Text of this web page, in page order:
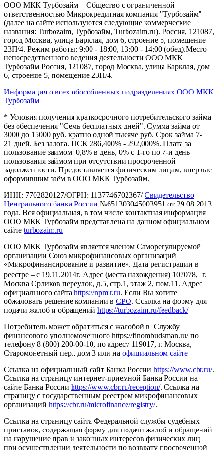
ООО МКК Турбозайм – Общество с ограниченной
ответственностью Микрокредитная компания "Турбозайм"
(далее на сайте используются следующие коммерческие
названия: Turbozaim, Турбозайм, Turbozaim.ru). Россия, 121087,
город Москва, улица Барклая, дом 6, строение 5, помещение
23П/4. Режим работы: 9:00 - 18:00, 13:00 - 14:00 (обед).Место
непосредственного ведения деятельности ООО МКК
Турбозайм Россия, 121087, город Москва, улица Барклая, дом
6, строение 5, помещение 23П/4.
Информация о всех обособленных подразделениях ООО МКК
Турбозайм
* Условия получения краткосрочного потребительского займа
без обеспечения "Семь бесплатных дней". Сумма займа от
3000 до 15000 руб. кратно одной тысяче руб. Срок займа 7-
21 дней. Без залога. ПСК 286,400% - 292,000%. Плата за
пользование займом: 0,8% в день, 0% с 1-го по 7-й день
пользования займом при отсутствии просроченной
задолженности. Предоставляется физическим лицам, впервые
оформившим заём в ООО МКК Турбозайм.
ИНН: 7702820127/ОГРН: 1137746702367/Свидетельство
Центрального банка России №651303045003951 от 29.08.2013
года. Вся официальная, в том числе контактная информация
ООО МКК Турбозайм представлена на данном официальном
сайте turbozaim.ru
ООО МКК Турбозайм является членом Саморегулируемой
организации Союз микрофинансовых организаций
«Микрофинансирование и развитие». Дата регистрации в
реестре – с 19.11.2014г. Адрес (места нахождения) 107078, г.
Москва Орликов переулок, д.5, стр.1, этаж 2, пом.11. Адрес
официального сайта https://npmir.ru. Если Вы хотите
обжаловать решение компании в СРО. Ссылка на форму для
подачи жалоб и обращений https://turbozaim.ru/feedback/
Потребитель может обратиться с жалобой в Службу
финансового уполномоченного https://finombudsman.ru/ по
телефону 8 (800) 200-00-10, по адресу 119017, г. Москва,
Старомонетный пер., дом 3 или на официальном сайте
Ссылка на официальный сайт Банка России https://www.cbr.ru/.
Ссылка на страницу интернет-приемной Банка России на
сайте Банка России https://www.cbr.ru/reception/. Ссылка на
страницу с государственным реестром микрофинансовых
организаций https://cbr.ru/microfinance/registry/.
Ссылка на страницу сайта Федеральной службы судебных
приставов, содержащая форму для подачи жалоб и обращений
на нарушение прав и законных интересов физических лиц
при осуществлении деятельности по возврату просроченной